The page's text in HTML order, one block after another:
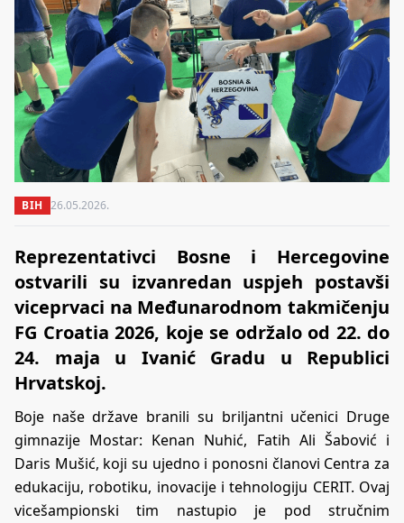
BIH 26.05.2026.
Reprezentativci Bosne i Hercegovine
ostvarili su izvanredan uspjeh postavši
viceprvaci na Međunarodnom takmičenju
FG Croatia 2026, koje se održalo od 22. do
24. maja u Ivanić Gradu u Republici
Hrvatskoj.
Boje naše države branili su briljantni učenici Druge
gimnazije Mostar: Kenan Nuhić, Fatih Ali Šabović i
Daris Mušić, koji su ujedno i ponosni članovi Centra za
edukaciju, robotiku, inovacije i tehnologiju CERIT. Ovaj
vicešampionski tim nastupio je pod stručnim